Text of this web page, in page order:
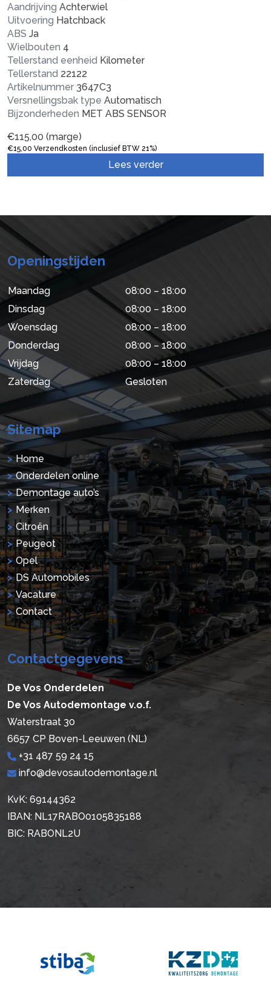
Aandrijving Achterwiel
Uitvoering Hatchback
ABS Ja
Wielbouten 4
Tellerstand eenheid Kilometer
Tellerstand 22122
Artikelnummer 3647C3
Versnellingsbak type Automatisch
Bijzonderheden MET ABS SENSOR
€115,00 (marge)
€15,00 Verzendkosten (inclusief BTW 21%)
Lees verder
Openingstijden
Maandag
08:00 – 18:00
Dinsdag
08:00 – 18:00
Woensdag
08:00 – 18:00
Donderdag
08:00 – 18:00
Vrijdag
08:00 – 18:00
Zaterdag
Gesloten
Sitemap
Home
Onderdelen online
Demontage auto’s
Merken
Citroën
Peugeot
Opel
DS Automobiles
Vacature
Contact
Contactgegevens
De Vos Onderdelen
De Vos Autodemontage v.o.f.
Waterstraat 30
6657 CP Boven-Leeuwen (NL)
+31 487 59 24 15
info@devosautodemontage.nl
KvK: 69144362
IBAN: NL17RABO0105835188
BIC: RABONL2U